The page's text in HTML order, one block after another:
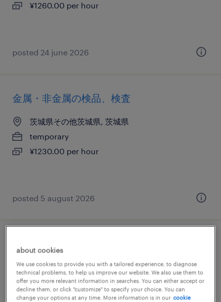
¥1260.00 per hour
posted 24 june 2026
金属・非金属の検品、検査
茨城県その他茨城県, 茨城県
temporary
¥1230.00 per hour
posted 5 august 2026
その他の仕分け・ピッキング・梱包、組
立・部品加工、その他（製造）、検品
茨城県その他茨城県, 茨城県
temporary
about cookies
We use cookies to provide you with a tailored experience, to diagnose
technical problems, to help us improve our website. We also use them to
offer you more relevant information in searches. You can either accept or
decline them, or click "customize" to specify your choice. You can
change your options at any time. More information is in our cookie